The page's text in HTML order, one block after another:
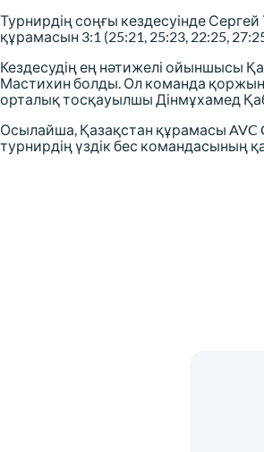
Турнирдің соңғы кездесуінде
құрамасын 3:1 (25:21, 25:23, 22:25,
Кездесудің ең нәтижелі ойыншысы
Мастихин болды. Ол команда
орталық тосқауылшы Дінмұхамед
Осылайша, Қазақстан құрамасы AVC
турнирдің үздік бес командасының